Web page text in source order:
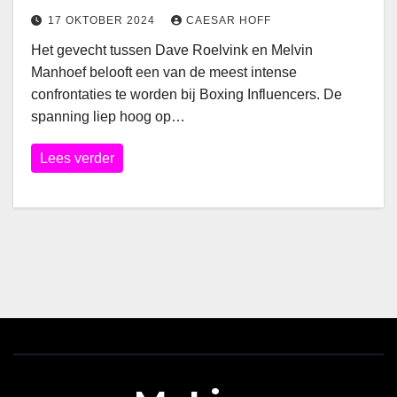
17 OKTOBER 2024 CAESAR HOFF
Het gevecht tussen Dave Roelvink en Melvin
Manhoef belooft een van de meest intense
confrontaties te worden bij Boxing Influencers. De
spanning liep hoog op…
Lees verder